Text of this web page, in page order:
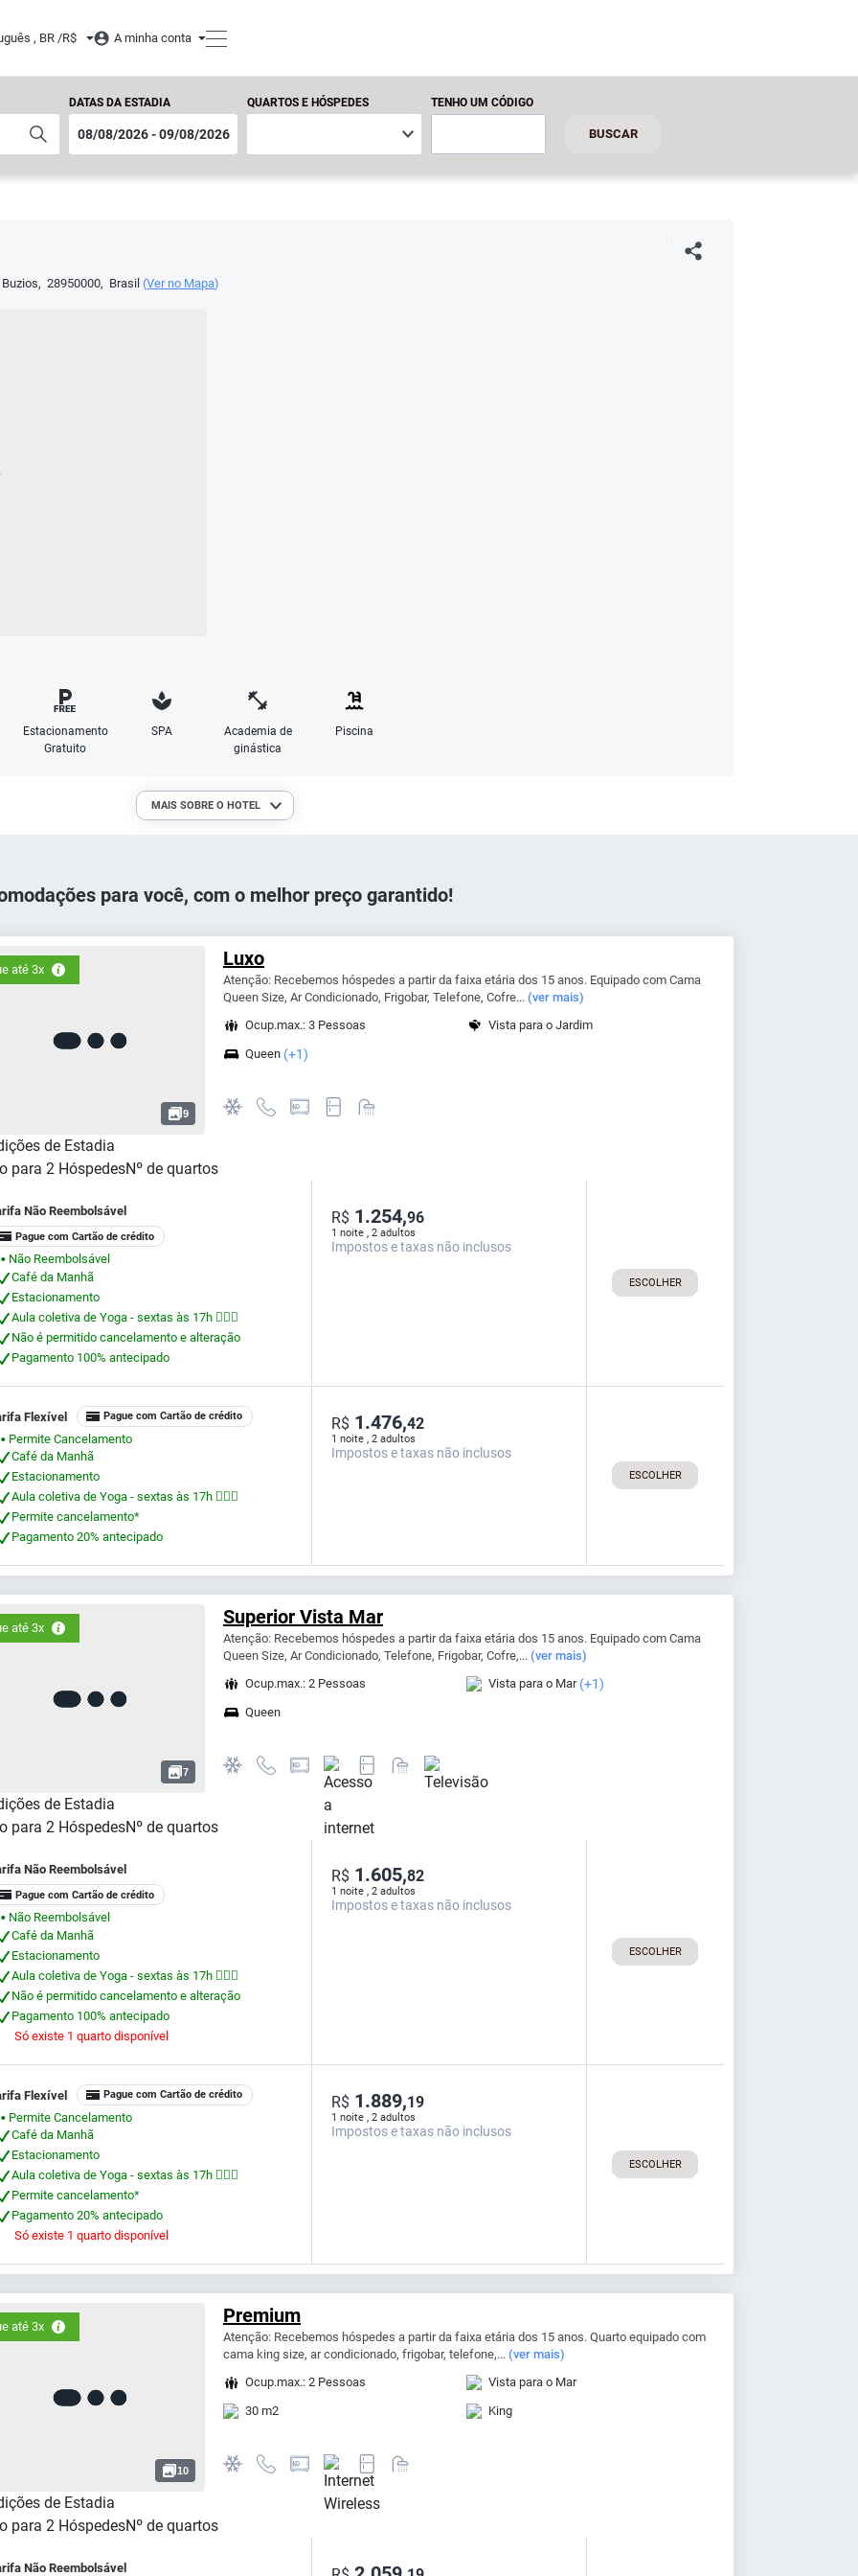
, BR /R$ A minha conta
DATAS DA ESTADIA QUARTOS E HÓSPEDES TENHO UM CÓDIGO
BUSCAR
, 28950000, Brasil (Ver no Mapa)
Estacionamento
Gratuito
SPA
Academia de
ginástica
Piscina
MAIS SOBRE O HOTEL
para você, com o melhor preço garantido!
até 3x
9
Luxo
Atenção: Recebemos hóspedes a partir da faixa etária dos 15 anos. Equipado com Cama
Queen Size, Ar Condicionado, Frigobar, Telefone, Cofre... (ver mais)
Ocup.max.: 3 Pessoas
Vista para o Jardim
Queen (+1)
de Estadia
para 2 HóspedesNº de quartos
Não Reembolsável
Pague com Cartão de crédito
⬤
Não Reembolsável
Café da Manhã
Estacionamento
Aula coletiva de Yoga - sextas às 17h 🧘🏻‍♀
Não é permitido cancelamento e alteração
Pagamento 100% antecipado
1 noite , 2 adultos
R$ 1.254,96
Impostos e taxas não inclusos
ESCOLHER
Flexível Pague com Cartão de crédito
⬤
Permite Cancelamento
Café da Manhã
Estacionamento
Aula coletiva de Yoga - sextas às 17h 🧘🏻‍♀
Permite cancelamento*
Pagamento 20% antecipado
1 noite , 2 adultos
R$ 1.476,42
Impostos e taxas não inclusos
ESCOLHER
até 3x
7
Superior Vista Mar
Atenção: Recebemos hóspedes a partir da faixa etária dos 15 anos. Equipado com Cama
Queen Size, Ar Condicionado, Telefone, Frigobar, Cofre,... (ver mais)
Ocup.max.: 2 Pessoas
Vista para o Mar (+1)
Queen
de Estadia
para 2 HóspedesNº de quartos
Não Reembolsável
Pague com Cartão de crédito
⬤
Não Reembolsável
Café da Manhã
Estacionamento
Aula coletiva de Yoga - sextas às 17h 🧘🏻‍♀
Não é permitido cancelamento e alteração
Pagamento 100% antecipado
Só existe 1 quarto disponível
1 noite , 2 adultos
R$ 1.605,82
Impostos e taxas não inclusos
ESCOLHER
Flexível Pague com Cartão de crédito
⬤
Permite Cancelamento
Café da Manhã
Estacionamento
Aula coletiva de Yoga - sextas às 17h 🧘🏻‍♀
Permite cancelamento*
Pagamento 20% antecipado
Só existe 1 quarto disponível
1 noite , 2 adultos
R$ 1.889,19
Impostos e taxas não inclusos
ESCOLHER
até 3x
10
Premium
Atenção: Recebemos hóspedes a partir da faixa etária dos 15 anos. Quarto equipado com
cama king size, ar condicionado, frigobar, telefone,... (ver mais)
Ocup.max.: 2 Pessoas
Vista para o Mar
30 m2
King
de Estadia
para 2 HóspedesNº de quartos
Não Reembolsável